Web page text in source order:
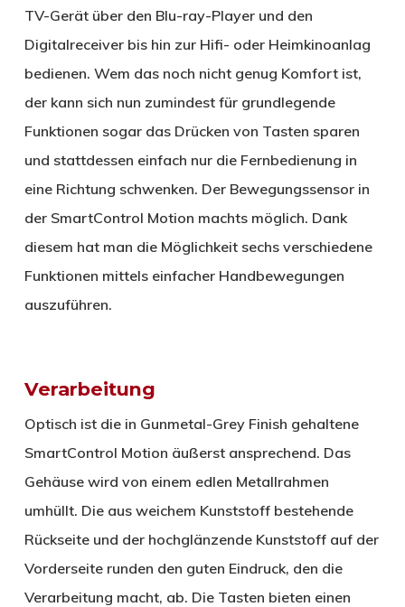
TV-Gerät über den Blu-ray-Player und den
Digitalreceiver bis hin zur Hifi- oder Heimkinoanlag
bedienen. Wem das noch nicht genug Komfort ist,
der kann sich nun zumindest für grundlegende
Funktionen sogar das Drücken von Tasten sparen
und stattdessen einfach nur die Fernbedienung in
eine Richtung schwenken. Der Bewegungssensor in
der SmartControl Motion machts möglich. Dank
diesem hat man die Möglichkeit sechs verschiedene
Funktionen mittels einfacher Handbewegungen
auszuführen.
Verarbeitung
Optisch ist die in Gunmetal-Grey Finish gehaltene
SmartControl Motion äußerst ansprechend. Das
Gehäuse wird von einem edlen Metallrahmen
umhüllt. Die aus weichem Kunststoff bestehende
Rückseite und der hochglänzende Kunststoff auf der
Vorderseite runden den guten Eindruck, den die
Verarbeitung macht, ab. Die Tasten bieten einen